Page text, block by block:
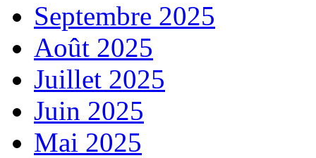
Septembre 2025
Août 2025
Juillet 2025
Juin 2025
Mai 2025